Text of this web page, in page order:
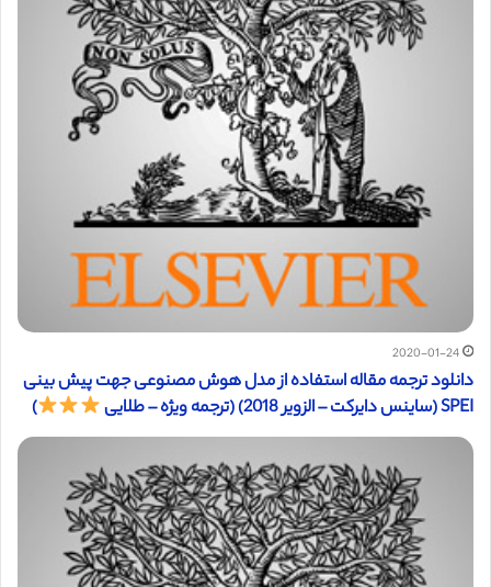
2020-01-24
دانلود ترجمه مقاله استفاده از مدل هوش مصنوعی جهت پیش بینی
SPEI (ساینس دایرکت – الزویر 2018) (ترجمه ویژه – طلایی
)